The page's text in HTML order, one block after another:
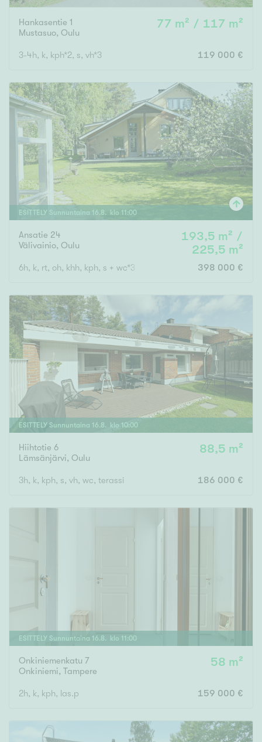
Hankasentie 1
Mustasuo, Oulu
77 m² / 117 m²
3-4h, k, kph*2, s, vh*3 119 000 €
ESITTELY Sunnuntaina 16.8. klo 11 :00
Ansatie 24
Välivainio, Oulu
193,5 m² /
225,5 m²
6h, k, rt, oh, khh, kph, s + wc*3 + pihasauna tuvalla + at
398 000 €
ESITTELY Sunnuntaina 16.8. klo 10:00
Hiihtotie 6
Lämsänjärvi, Oulu
88,5 m²
3h, k, kph, s, vh, wc, terassi 186 000 €
ESITTELY Sunnuntaina 16.8. klo 11 :00
Onkiniemenkatu 7
Onkiniemi, Tampere
58 m²
2h, k, kph, las.p 159 000 €